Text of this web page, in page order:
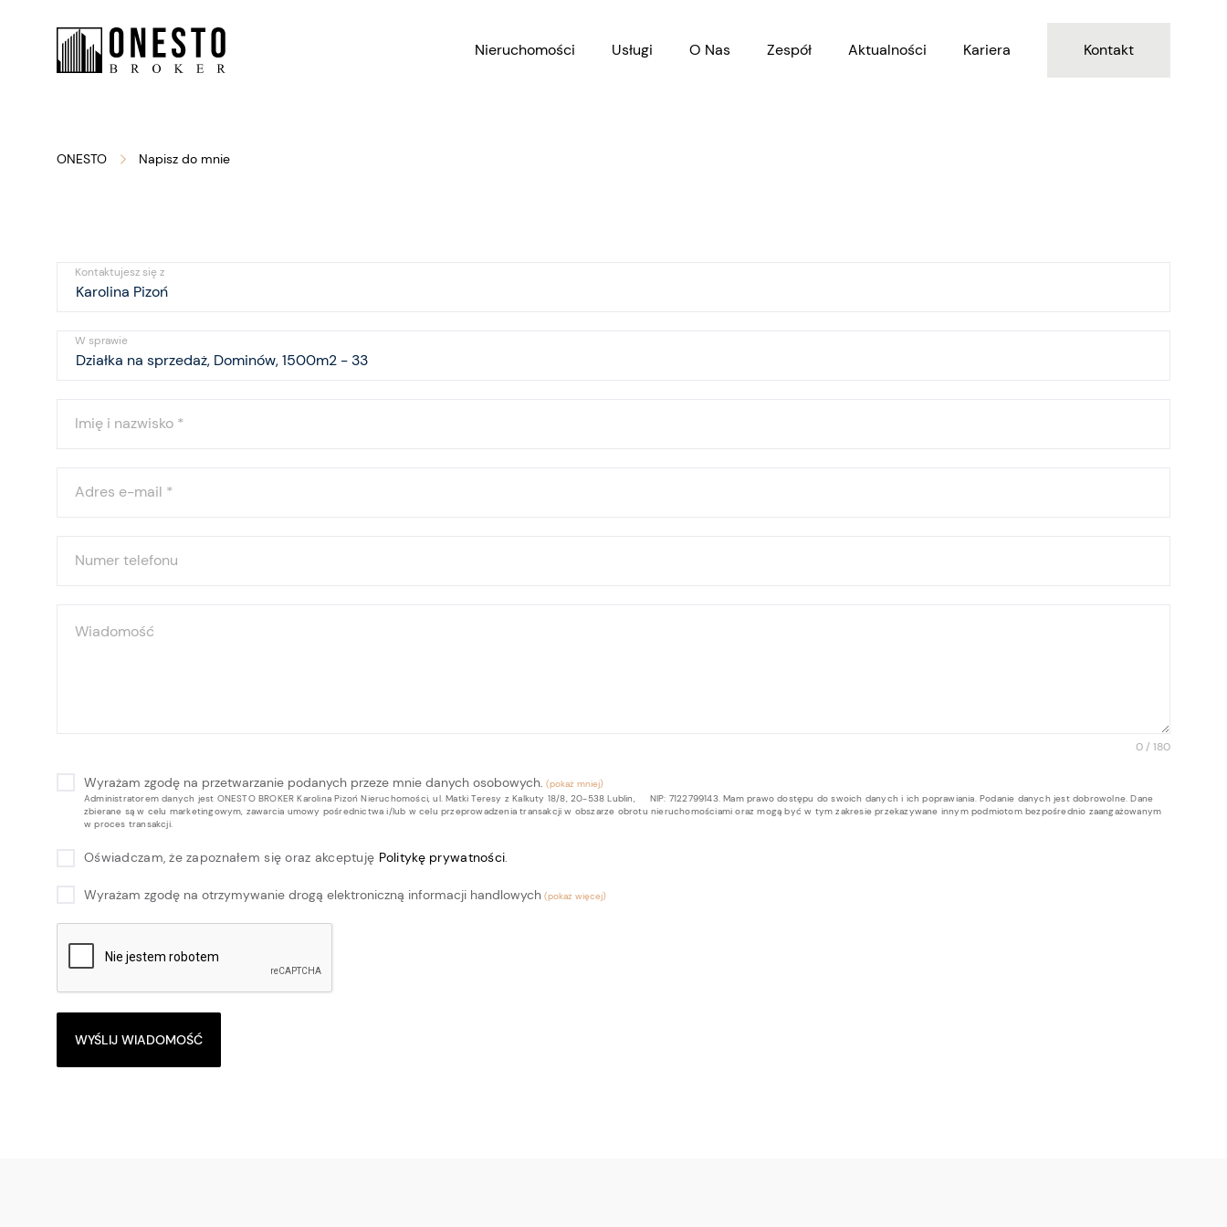
Nieruchomości Usługi O Nas Zespół Aktualności Kariera Kontakt
ONESTO Napisz do mnie
Kontaktujesz się z
W sprawie
Imię i nazwisko *
Adres e-mail *
Numer telefonu
Wiadomość
0 / 180
Wyrażam zgodę na przetwarzanie podanych przeze mnie danych osobowych.
Administratorem danych jest ONESTO BROKER Karolina Pizoń Nieruchomości, ul. Matki Teresy z Kalkuty 18/8, 20-538 Lublin, NIP: 7122799143. Mam prawo dostępu do swoich danych i ich poprawiania. Podanie danych jest dobrowolne. Dane
zbierane są w celu marketingowym, zawarcia umowy pośrednictwa i/lub w celu przeprowadzenia transakcji w obszarze obrotu nieruchomościami oraz mogą być w tym zakresie przekazywane innym podmiotom bezpośrednio zaangażowanym
w proces transakcji.
Oświadczam, że zapoznałem się oraz akceptuję Politykę prywatności
Wyrażam zgodę na otrzymywanie drogą elektroniczną informacji handlowych
WYŚLIJ WIADOMOŚĆ